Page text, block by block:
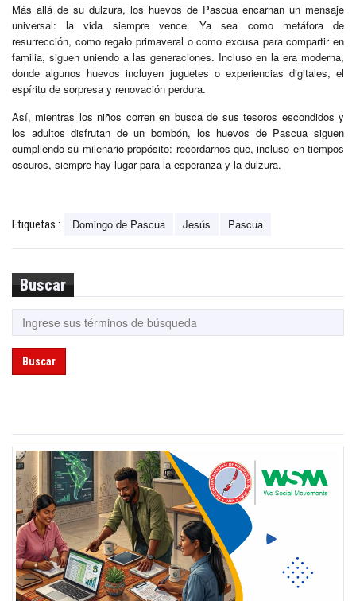
Más allá de su dulzura, los huevos de Pascua encarnan un mensaje
universal: la vida siempre vence. Ya sea como metáfora de
resurrección, como regalo primaveral o como excusa para compartir en
familia, siguen uniendo a las generaciones. Incluso en la era moderna,
donde algunos huevos incluyen juguetes o experiencias digitales, el
espíritu de sorpresa y renovación perdura.
Así, mientras los niños corren en busca de sus tesoros escondidos y
los adultos disfrutan de un bombón, los huevos de Pascua siguen
cumpliendo su milenario propósito: recordarnos que, incluso en tiempos
oscuros, siempre hay lugar para la esperanza y la dulzura.
Etiquetas : Domingo de Pascua Jesús Pascua
Buscar
Buscar